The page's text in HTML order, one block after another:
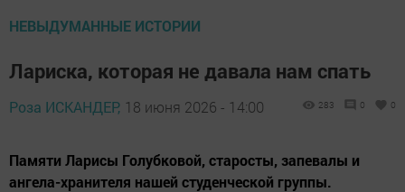
НЕВЫДУМАННЫЕ ИСТОРИИ
Лариска, которая не давала нам спать
Роза ИСКАНДЕР, 18 июня 2026 - 14:00 283 0 0
Памяти Ларисы Голубковой, старосты, запевалы и
ангела-хранителя нашей студенческой группы.